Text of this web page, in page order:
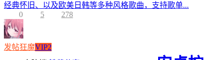
经典怀旧、以及欧美日韩等多种风格歌曲，支持歌单...
0
5 278
发帖狂魔VIP2